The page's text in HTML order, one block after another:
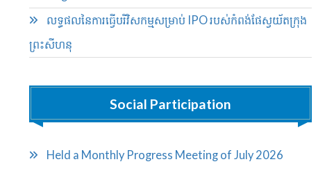
លទ្ធផលនៃការធ្វើបរិវិសកម្មសម្រាប់​ IPO របស់កំពង់ផែ​ស្វយ័ត​ក្រុង
ព្រះសីហនុ
Social Participation
Held a Monthly Progress Meeting of July 2026